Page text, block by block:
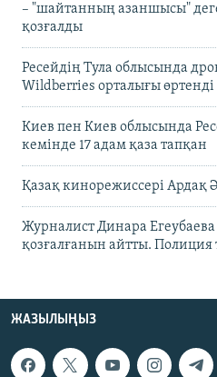
– "шайтанның азаншысы"
қозғалды
Ресейдің Тула облысында
Wildberries орталығы өртенді
Киев пен Киев облысында
кемінде 17 адам қаза тапқан
Қазақ кинорежиссері Ардақ
Журналист Динара
қозғалғанын айтты. Полиция
ЖАЗЫЛЫҢЫЗ